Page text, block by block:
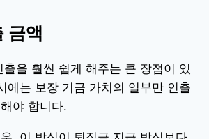
금액
을 훨씬 쉽게 해주는 큰 장점이 있
에는 보장 기금 가치의 일부만 인출
야 합니다.